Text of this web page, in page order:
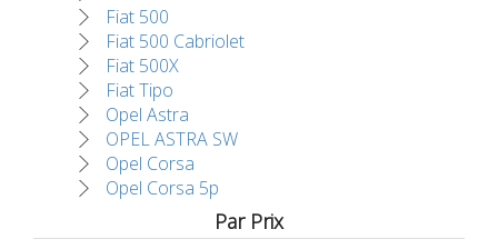
Fiat 500
Fiat 500 Cabriolet
Fiat 500X
Fiat Tipo
Opel Astra
OPEL ASTRA SW
Opel Corsa
Opel Corsa 5p
Par Prix